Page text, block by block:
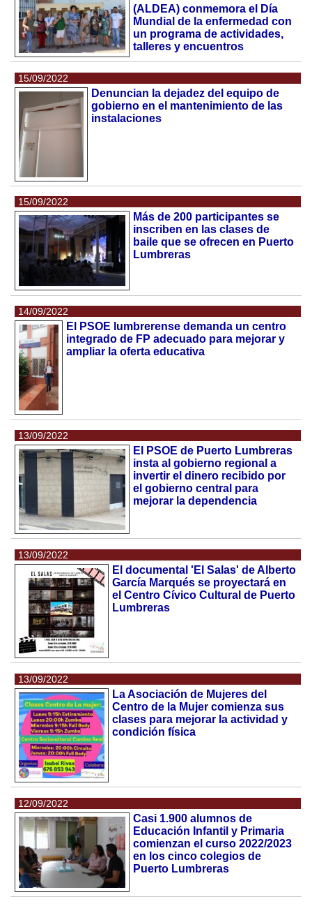
(ALDEA) conmemora el Día
Mundial de la enfermedad con
un programa de actividades,
talleres y encuentros
15/09/2022
Denuncian la dejadez del equipo de
gobierno en el mantenimiento de las
instalaciones
15/09/2022
Más de 200 participantes se
inscriben en las clases de
baile que se ofrecen en Puerto
Lumbreras
14/09/2022
El PSOE lumbrerense demanda un centro
integrado de FP adecuado para mejorar y
ampliar la oferta educativa
13/09/2022
El PSOE de Puerto Lumbreras
insta al gobierno regional a
invertir el dinero recibido por
el gobierno central para
mejorar la dependencia
13/09/2022
El documental 'El Salas' de Alberto
García Marqués se proyectará en
el Centro Cívico Cultural de Puerto
Lumbreras
13/09/2022
La Asociación de Mujeres del
Centro de la Mujer comienza sus
clases para mejorar la actividad y
condición física
12/09/2022
Casi 1.900 alumnos de
Educación Infantil y Primaria
comienzan el curso 2022/2023
en los cinco colegios de
Puerto Lumbreras